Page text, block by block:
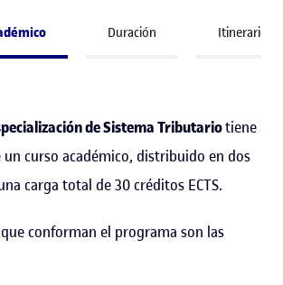
Duración Itinerario
de Sistema Tributariotiene
curso académico, distribuido en dos
carga total de 30 créditos ECTS.
conforman el programa son las